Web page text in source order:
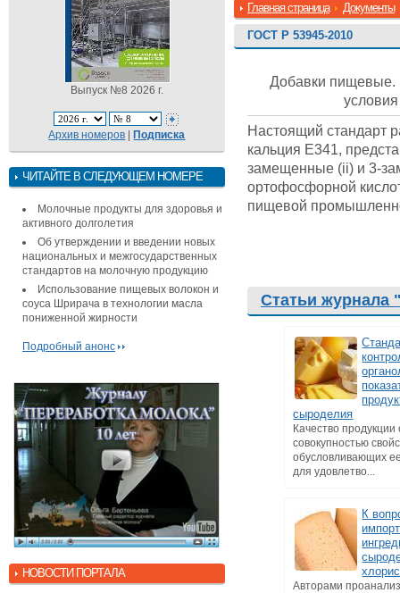
Выпуск №8 2026 г.
Архив номеров |Подписка
ЧИТАЙТЕ В СЛЕДУЮЩЕМ НОМЕРЕ
Молочные продукты для здоровья и
активного долголетия
Об утверждении и введении новых
национальных и межгосударственных
стандартов на молочную продукцию
Использование пищевых волокон и
соуса Шрирача в технологии масла
пониженной жирности
Подробный анонс
НОВОСТИ ПОРТАЛА
Главная страница Документы
ГОСТ Р 53945-2010
Добавки пищевые.
Настоящий стандарт
кальция Е341,
замещенные (ii) и 3-
ортофосфорной
пищевой
Статьи журнала
сыроделия
Качество
совокупностью
обусловливающих
для удовлетво...
К
Авторами